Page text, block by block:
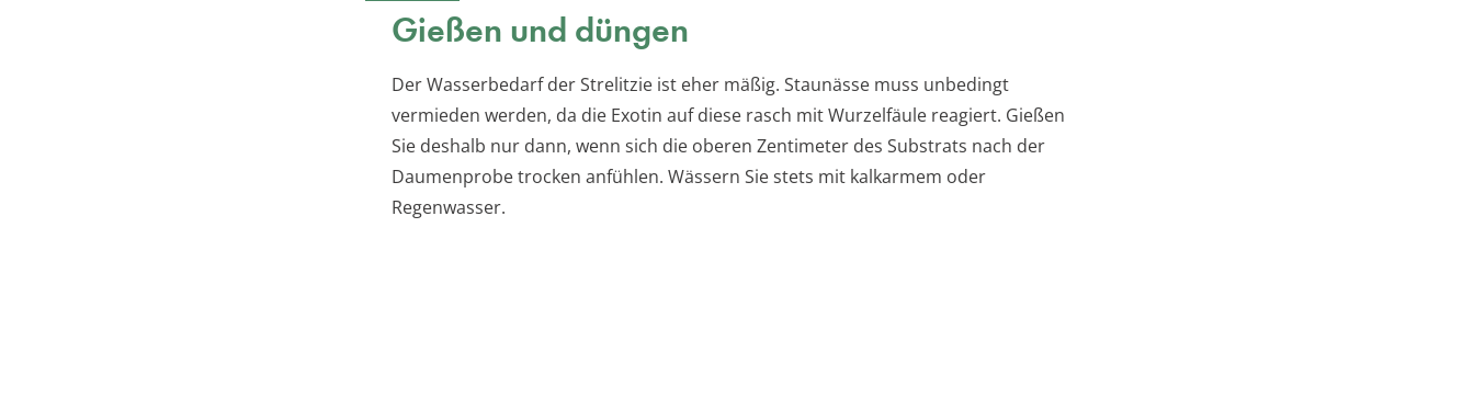
Gießen und düngen
Der Wasserbedarf der Strelitzie ist eher mäßig. Staunässe muss unbedingt
vermieden werden, da die Exotin auf diese rasch mit Wurzelfäule reagiert. Gießen
Sie deshalb nur dann, wenn sich die oberen Zentimeter des Substrats nach der
Daumenprobe trocken anfühlen. Wässern Sie stets mit kalkarmem oder
Regenwasser.